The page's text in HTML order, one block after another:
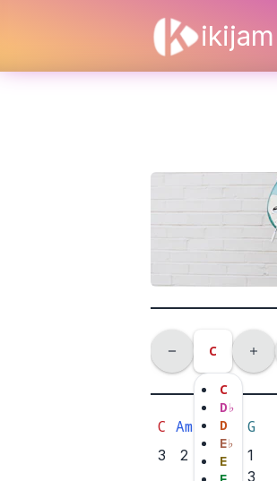
ikijam
C
C
D♭
D
E♭
E
C
3
Am
2
Dm
2
3
F
2
1
G
1
3